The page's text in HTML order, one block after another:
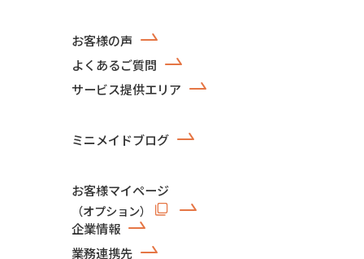
お客様の声
よくあるご質問
サービス提供エリア
ミニメイドブログ
お客様マイページ
（オプション）
企業情報
業務連携先